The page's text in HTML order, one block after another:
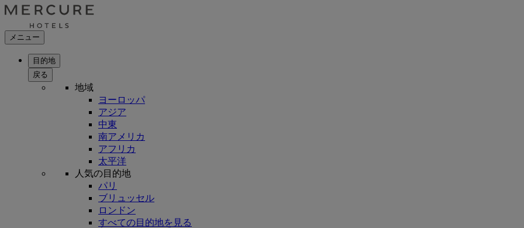
メニュー
目的地
戻る
地域
ヨーロッパ
アジア
中東
南アメリカ
アフリカ
太平洋
人気の目的地
パリ
ブリュッセル
ロンドン
すべての目的地を見る